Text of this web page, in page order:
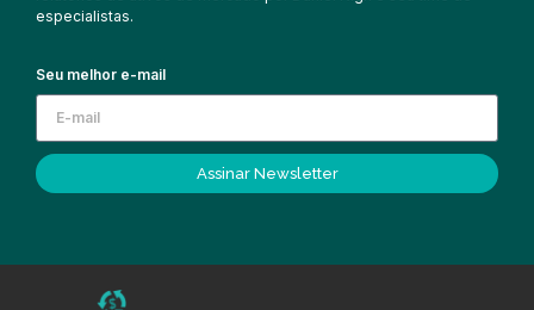
especialistas.
Seu melhor e-mail
Assinar Newsletter